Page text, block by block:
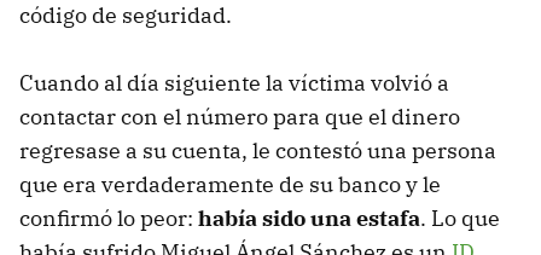
código de seguridad.
Cuando al día siguiente la víctima volvió a
contactar con el número para que el dinero
regresase a su cuenta, le contestó una persona
que era verdaderamente de su banco y le
confirmó lo peor: había sido una estafa. Lo que